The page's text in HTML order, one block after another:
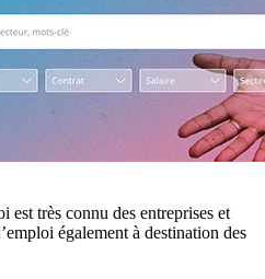
est très connu des entreprises et
également à destination des